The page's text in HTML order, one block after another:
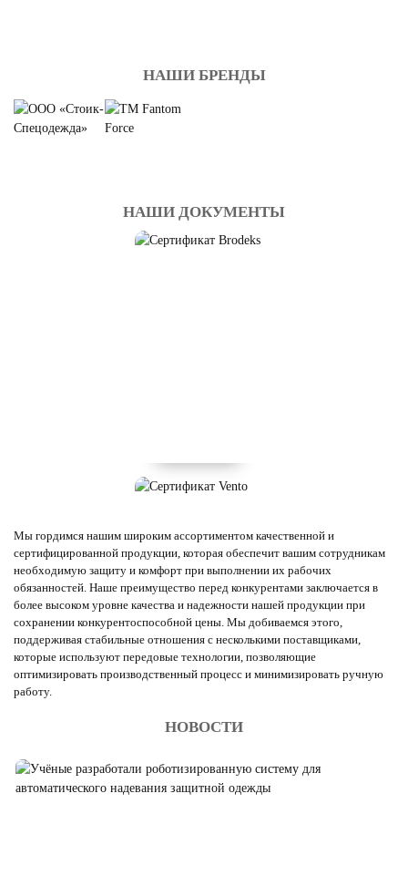
ПЕРЧАТКИ ОБЛИВНЫЕ
НАШИ БРЕНДЫ
НАШИ ДОКУМЕНТЫ
Мы гордимся нашим широким ассортиментом качественной и
сертифицированной продукции, которая обеспечит вашим сотрудникам
необходимую защиту и комфорт при выполнении их рабочих
обязанностей. Наше преимущество перед конкурентами заключается в
более высоком уровне качества и надежности нашей продукции при
сохранении конкурентоспособной цены. Мы добиваемся этого,
поддерживая стабильные отношения с несколькими поставщиками,
которые используют передовые технологии, позволяющие
оптимизировать производственный процесс и минимизировать ручную
работу.
НОВОСТИ